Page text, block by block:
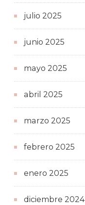
julio 2025
junio 2025
mayo 2025
abril 2025
marzo 2025
febrero 2025
enero 2025
diciembre 2024